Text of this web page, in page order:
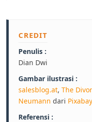
CREDIT
Penulis :
Dian Dwi
Gambar ilustrasi :
salesblog.at,The
Neumann dari Pixabay
Referensi :